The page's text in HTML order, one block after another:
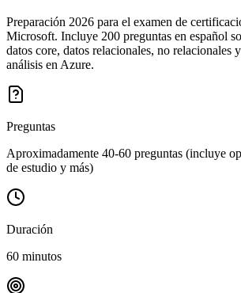
Preparación 2026 para el examen de
Microsoft. Incluye 200 preguntas en español
datos core, datos relacionales, no relacionales
análisis en Azure.
Preguntas
Aproximadamente 40-60 preguntas (incluye
de estudio y más)
Duración
60 minutos